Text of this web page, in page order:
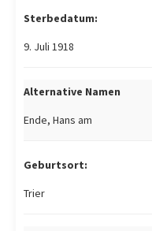
Sterbedatum:
9. Juli 1918
Alternative Namen
Ende, Hans am
Geburtsort:
Trier